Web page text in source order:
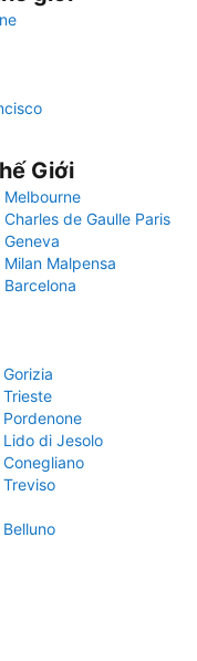
Giới
Melbourne
de Gaulle Paris
Malpensa
di Jesolo